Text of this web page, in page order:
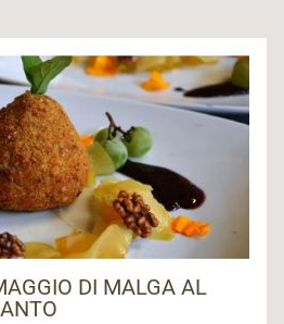
DI MALGA AL